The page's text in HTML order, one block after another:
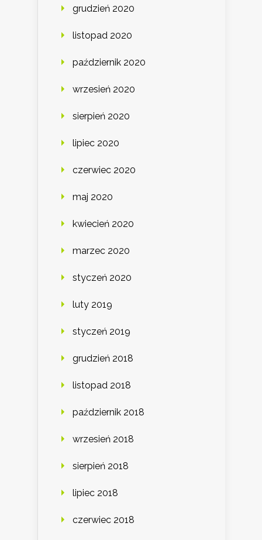
grudzień 2020
listopad 2020
październik 2020
wrzesień 2020
sierpień 2020
lipiec 2020
czerwiec 2020
maj 2020
kwiecień 2020
marzec 2020
styczeń 2020
luty 2019
styczeń 2019
grudzień 2018
listopad 2018
październik 2018
wrzesień 2018
sierpień 2018
lipiec 2018
czerwiec 2018